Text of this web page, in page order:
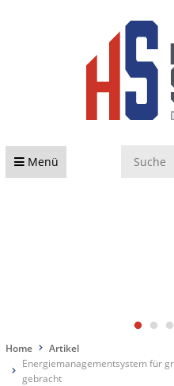
Menü
Home
Artikel
Energiemanagementsystem für
gebracht